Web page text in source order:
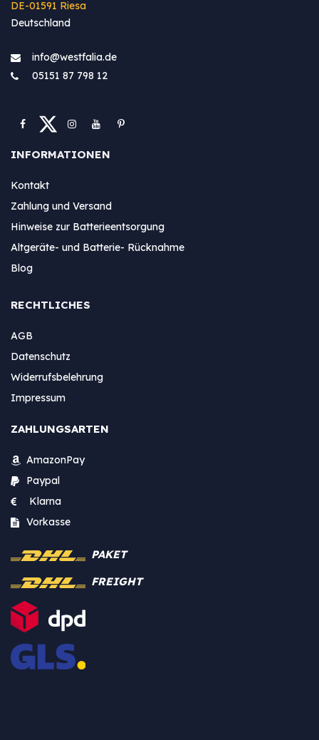
DE-01591 Riesa
Deutschland
info@westfa​lia.de
05151 87 798 12
INFORMATIONEN
Kontakt
Zahlung und Versand
Hinweise zur Batterieentsorgung
Altgeräte- und Batterie- Rücknahme
Blog
RECHTLICHES
AGB
Datenschutz
Widerrufsbelehrung
Impressum
ZAHLUNGSARTEN
AmazonPay
Paypal
Klarna
Vorkasse
PAKET
FREIGHT